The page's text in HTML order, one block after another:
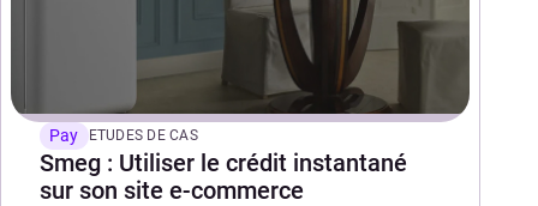
Pay ETUDES DE CAS
Smeg : Utiliser le crédit instantané
sur son site e-commerce